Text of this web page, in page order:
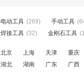
电动工具 (269) 手动工具
焊接工具 (32) 金刚石工具
北京 上海 天津 重庆
湖北
湖南 广东 广西